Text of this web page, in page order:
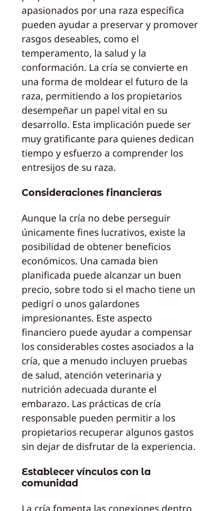
apasionados por una raza específica
pueden ayudar a preservar y promover
rasgos deseables, como el
temperamento, la salud y la
conformación. La cría se convierte en
una forma de moldear el futuro de la
raza, permitiendo a los propietarios
desempeñar un papel vital en su
desarrollo. Esta implicación puede ser
muy gratificante para quienes dedican
tiempo y esfuerzo a comprender los
entresijos de su raza.
Consideraciones financieras
Aunque la cría no debe perseguir
únicamente fines lucrativos, existe la
posibilidad de obtener beneficios
económicos. Una camada bien
planificada puede alcanzar un buen
precio, sobre todo si el macho tiene un
pedigrí o unos galardones
impresionantes. Este aspecto
financiero puede ayudar a compensar
los considerables costes asociados a la
cría, que a menudo incluyen pruebas
de salud, atención veterinaria y
nutrición adecuada durante el
embarazo. Las prácticas de cría
responsable pueden permitir a los
propietarios recuperar algunos gastos
sin dejar de disfrutar de la experiencia.
Establecer vínculos con la
comunidad